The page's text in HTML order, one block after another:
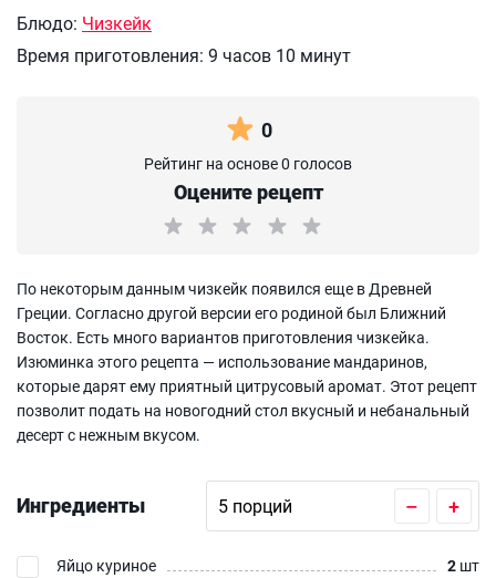
Блюдо: Чизкейк
Время приготовления: 9 часов 10 минут
0
Рейтинг на основе 0 голосов
Оцените рецепт
По некоторым данным чизкейк появился еще в Древней
Греции. Согласно другой версии его родиной был Ближний
Восток. Есть много вариантов приготовления чизкейка.
Изюминка этого рецепта — использование мандаринов,
которые дарят ему приятный цитрусовый аромат. Этот рецепт
позволит подать на новогодний стол вкусный и небанальный
десерт с нежным вкусом.
Ингредиенты – +
Яйцо куриное 2 шт